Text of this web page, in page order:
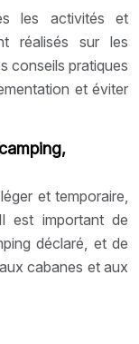
les activités et
réalisés sur les
conseils pratiques
et éviter
et temporaire,
est important de
déclaré, et de
cabanes et aux